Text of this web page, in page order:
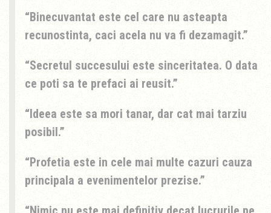
Binecuvantat este cel care nu asteapta
recunostinta, caci acela nu va fi dezamagit.
Secretul succesului este sinceritatea. O data
ce poti sa te prefaci ai reusit.
Ideea este sa mori tanar, dar cat mai tarziu
posibil.
Profetia este in cele mai multe cazuri cauza
principala a evenimentelor prezise.